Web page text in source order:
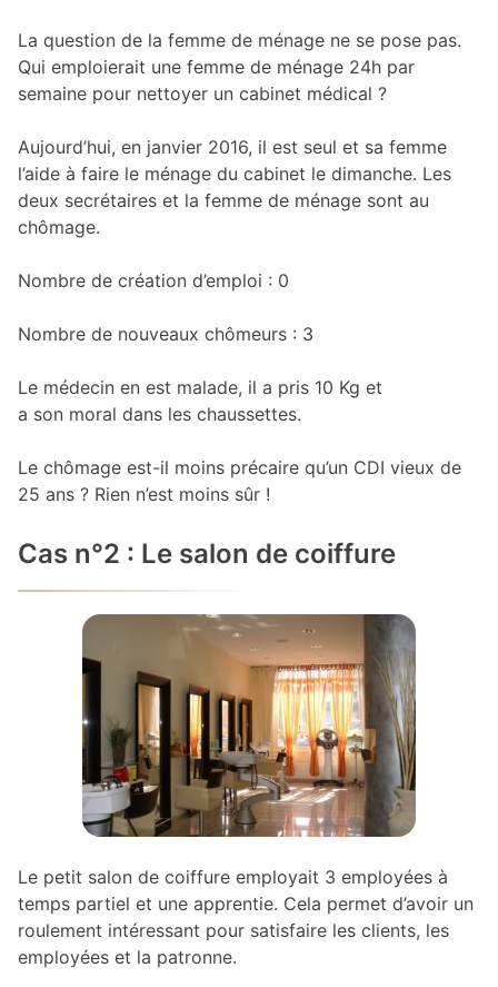
La question de la femme de ménage ne se pose pas.
Qui emploierait une femme de ménage 24h par
semaine pour nettoyer un cabinet médical ?
Aujourd’hui, en janvier 2016, il est seul et sa femme
l’aide à faire le ménage du cabinet le dimanche. Les
deux secrétaires et la femme de ménage sont au
chômage.
Nombre de création d’emploi : 0
Nombre de nouveaux chômeurs : 3
Le médecin en est malade, il a pris 10 Kg et
a son moral dans les chaussettes.
Le chômage est-il moins précaire qu’un CDI vieux de
25 ans ? Rien n’est moins sûr !
Cas n°2 : Le salon de coiffure
Le petit salon de coiffure employait 3 employées à
temps partiel et une apprentie. Cela permet d’avoir un
roulement intéressant pour satisfaire les clients, les
employées et la patronne.